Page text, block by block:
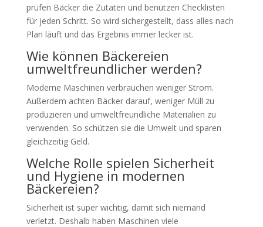
prüfen Bäcker die Zutaten und benutzen Checklisten
für jeden Schritt. So wird sichergestellt, dass alles nach
Plan läuft und das Ergebnis immer lecker ist.
Wie können Bäckereien
umweltfreundlicher werden?
Moderne Maschinen verbrauchen weniger Strom.
Außerdem achten Bäcker darauf, weniger Müll zu
produzieren und umweltfreundliche Materialien zu
verwenden. So schützen sie die Umwelt und sparen
gleichzeitig Geld.
Welche Rolle spielen Sicherheit
und Hygiene in modernen
Bäckereien?
Sicherheit ist super wichtig, damit sich niemand
verletzt. Deshalb haben Maschinen viele